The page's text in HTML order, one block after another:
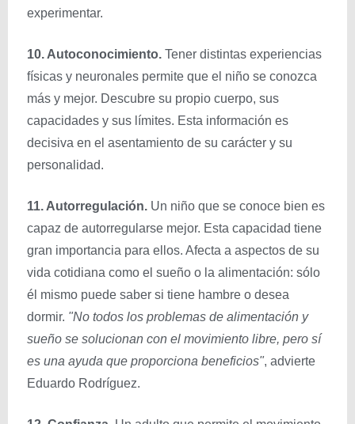
experimentar.
10. Autoconocimiento. Tener distintas experiencias
físicas y neuronales permite que el niño se conozca
más y mejor. Descubre su propio cuerpo, sus
capacidades y sus límites. Esta información es
decisiva en el asentamiento de su carácter y su
personalidad.
11. Autorregulación. Un niño que se conoce bien es
capaz de autorregularse mejor. Esta capacidad tiene
gran importancia para ellos. Afecta a aspectos de su
vida cotidiana como el sueño o la alimentación: sólo
él mismo puede saber si tiene hambre o desea
dormir. "No todos los problemas de alimentación y
sueño se solucionan con el movimiento libre, pero sí
es una ayuda que proporciona beneficios", advierte
Eduardo Rodríguez.